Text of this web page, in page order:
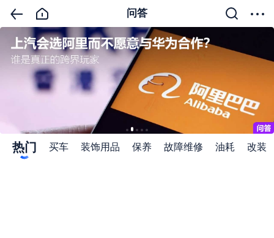
问答
热门 买车 装饰用品 保养 故障维修 油耗 改装